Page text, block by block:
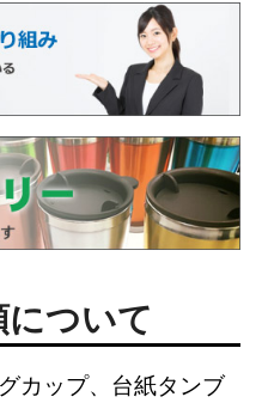
について
カップ、台紙タンブ